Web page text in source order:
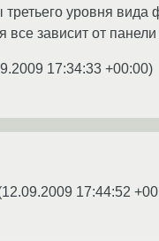
уровня вида
все зависит от
17:34:33 +00:00)
12.09.2009 17:44:52